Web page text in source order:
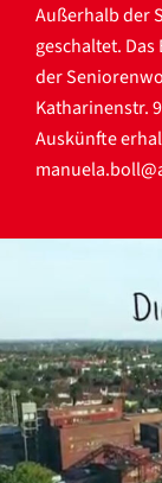
Außerhalb der
geschaltet.
der
Katharinenstr.
Auskünfte